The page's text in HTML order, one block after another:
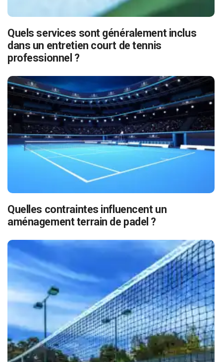
Quels services sont généralement inclus
dans un entretien court de tennis
professionnel ?
Quelles contraintes influencent un
aménagement terrain de padel ?